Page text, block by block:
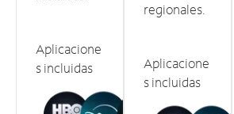
Aplicacione
s incluidas
regionales.
Aplicacione
s incluidas